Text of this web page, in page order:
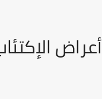
أعراض